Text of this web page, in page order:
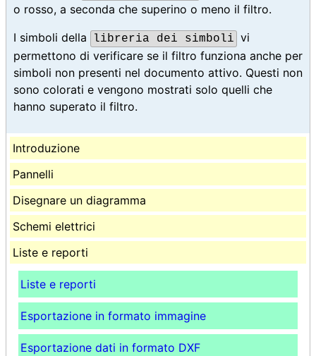
o rosso, a seconda che superino o meno il filtro.
I simboli della
libreria dei simboli vi
permettono di verificare se il filtro funziona anche per
simboli non presenti nel documento attivo. Questi non
sono colorati e vengono mostrati solo quelli che
hanno superato il filtro.
Introduzione
Pannelli
Disegnare un diagramma
Schemi elettrici
Liste e reporti
Liste e reporti
Esportazione in formato immagine
Esportazione dati in formato DXF